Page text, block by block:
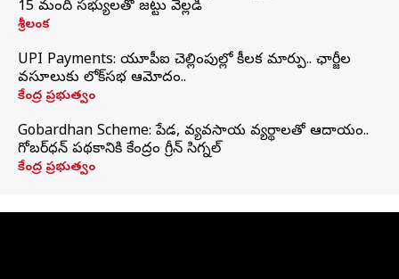
15 మంది సభ్యులతో జట్టు వెల్లడి
శ్రీలంక
UPI Payments: యూపీఐ చెల్లింపుల్లో కీలక మార్పు.. ఛార్జీల
వసూలుకు లోక్‌సభ ఆమోదం..
కేంద్ర ప్రభుత్వం
Gobardhan Scheme: పేడ, వ్యవసాయ వ్యర్థాలతో ఆదాయం..
గోబర్‌ధన్ పథకానికి కేంద్రం గ్రీన్ సిగ్నల్
కేంద్ర ప్రభుత్వం